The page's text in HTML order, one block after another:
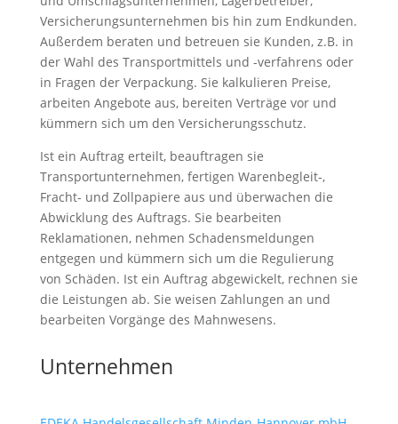
Versicherungsunternehmen bis hin zum Endkunden.
Außerdem beraten und betreuen sie Kunden, z.B. in
der Wahl des Transportmittels und -verfahrens oder
in Fragen der Verpackung. Sie kalkulieren Preise,
arbeiten Angebote aus, bereiten Verträge vor und
kümmern sich um den Versicherungsschutz.
Ist ein Auftrag erteilt, beauftragen sie
Transportunternehmen, fertigen Warenbegleit-,
Fracht- und Zollpapiere aus und überwachen die
Abwicklung des Auftrags. Sie bearbeiten
Reklamationen, nehmen Schadensmeldungen
entgegen und kümmern sich um die Regulierung
von Schäden. Ist ein Auftrag abgewickelt, rechnen sie
die Leistungen ab. Sie weisen Zahlungen an und
bearbeiten Vorgänge des Mahnwesens.
Unternehmen